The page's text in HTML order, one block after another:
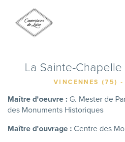
La Sainte-
VINCENNES (75) -
Maître d'oeuvre : G. Mester de
des Monuments Historiques
Maître d'ouvrage : Centre des